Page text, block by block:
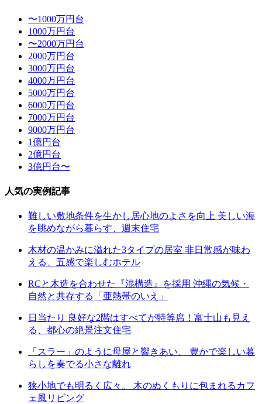
〜1000万円台
1000万円台
〜2000万円台
2000万円台
3000万円台
4000万円台
5000万円台
6000万円台
7000万円台
9000万円台
1億円台
2億円台
3億円台〜
人気の実例記事
難しい敷地条件を生かし居心地のよさを向上 美しい海
を眺めながら暮らす、週末住宅
木材の温かみに溢れた3タイプの居室 非日常感が味わ
える、五感で楽しむホテル
RCと木造を合わせた『混構造』を採用 沖縄の気候・
自然と共存する「亜熱帯のいえ」
日当たり 良好な2階はすべてが特等席！富士山も見え
る、都心の絶景注文住宅
「スラー」のように母屋と響きあい、 豊かで楽しい暮
らしを奏でる小さな離れ
狭小地でも明るく広々。 木のぬくもりに包まれるカフ
ェ風リビング